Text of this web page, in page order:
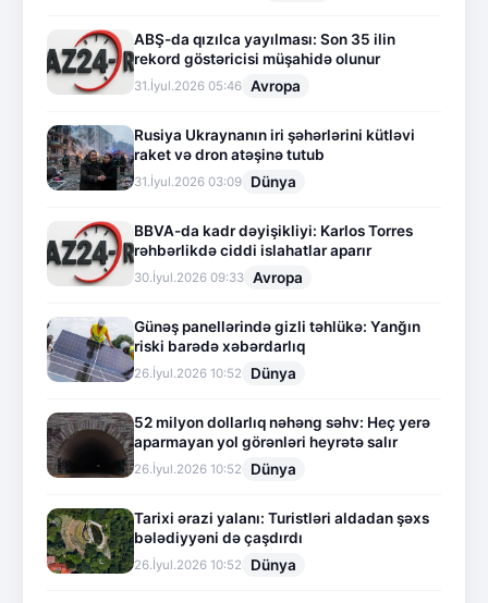
ABŞ-da qızılca yayılması: Son 35 ilin
rekord göstəricisi müşahidə olunur
31.İyul.2026 05:46 Avropa
Rusiya Ukraynanın iri şəhərlərini kütləvi
raket və dron atəşinə tutub
31.İyul.2026 03:09 Dünya
BBVA-da kadr dəyişikliyi: Karlos Torres
rəhbərlikdə ciddi islahatlar aparır
30.İyul.2026 09:33 Avropa
Günəş panellərində gizli təhlükə: Yanğın
riski barədə xəbərdarlıq
26.İyul.2026 10:52 Dünya
52 milyon dollarlıq nəhəng səhv: Heç yerə
aparmayan yol görənləri heyrətə salır
26.İyul.2026 10:52 Dünya
Tarixi ərazi yalanı: Turistləri aldadan şəxs
bələdiyyəni də çaşdırdı
26.İyul.2026 10:52 Dünya